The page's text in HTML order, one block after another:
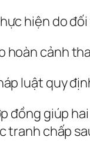
hiện do
hoàn cảnh
luật quy
đồng giúp
tranh chấp